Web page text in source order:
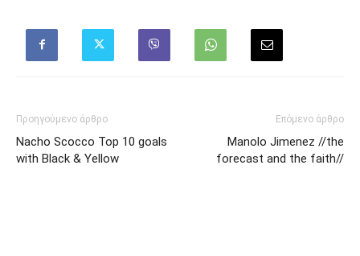
Προηγούμενο άρθρο
Nacho Scocco Top 10 goals
with Black & Yellow
Επόμενο άρθρο
Manolo Jimenez //the
forecast and the faith//